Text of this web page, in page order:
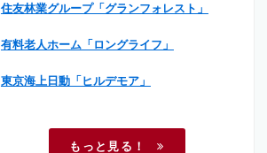
住友林業グループ「グランフォレスト」
有料老人ホーム「ロングライフ」
東京海上日動「ヒルデモア」
もっと見る！